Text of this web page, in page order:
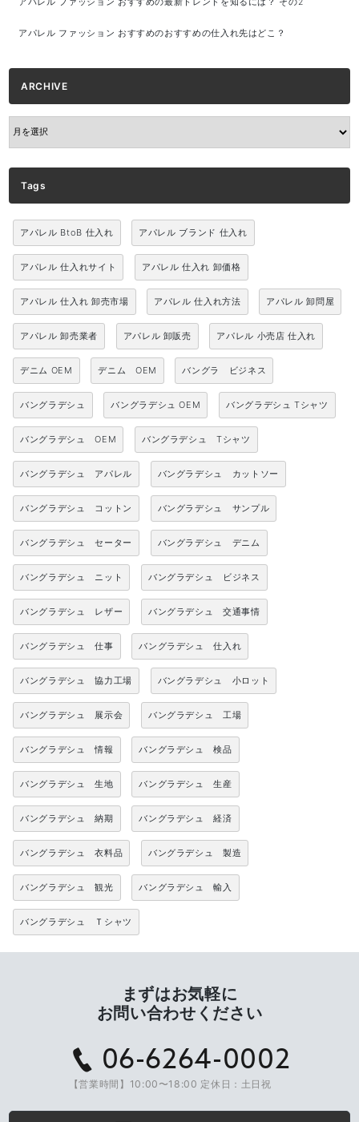
アパレル ファッション おすすめの最新トレンドを知るには？ その2
アパレル ファッション おすすめのおすすめの仕入れ先はどこ？
ARCHIVE
ARCHIVE
Tags
アパレル BtoB 仕入れ アパレル ブランド 仕入れ
アパレル 仕入れサイト アパレル 仕入れ 卸価格
アパレル 仕入れ 卸売市場 アパレル 仕入れ方法 アパレル 卸問屋
アパレル 卸売業者 アパレル 卸販売 アパレル 小売店 仕入れ
デニム OEM デニム OEM バングラ ビジネス
バングラデシュ バングラデシュ OEM バングラデシュ Tシャツ
バングラデシュ OEM バングラデシュ Tシャツ
バングラデシュ アパレル バングラデシュ カットソー
バングラデシュ コットン バングラデシュ サンプル
バングラデシュ セーター バングラデシュ デニム
バングラデシュ ニット バングラデシュ ビジネス
バングラデシュ レザー バングラデシュ 交通事情
バングラデシュ 仕事 バングラデシュ 仕入れ
バングラデシュ 協力工場 バングラデシュ 小ロット
バングラデシュ 展示会 バングラデシュ 工場
バングラデシュ 情報 バングラデシュ 検品
バングラデシュ 生地 バングラデシュ 生産
バングラデシュ 納期 バングラデシュ 経済
バングラデシュ 衣料品 バングラデシュ 製造
バングラデシュ 観光 バングラデシュ 輸入
バングラデシュ Ｔシャツ
まずはお気軽に
お問い合わせください
06-6264-0002
【営業時間】10:00〜18:00 定休日：土日祝